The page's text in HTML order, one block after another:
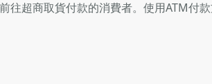
往超商取貨付款的消費者。使用ATM付